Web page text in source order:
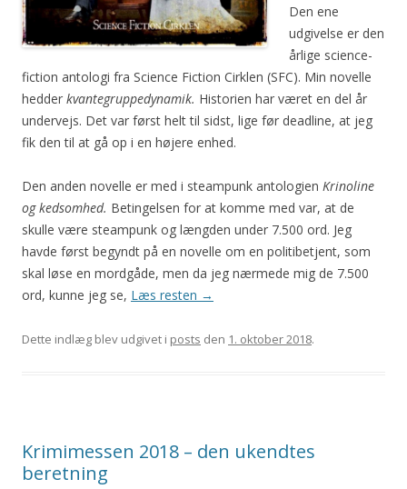
Den ene
udgivelse er den
årlige science-
fiction antologi fra Science Fiction Cirklen (SFC). Min novelle
hedder kvantegruppedynamik. Historien har været en del år
undervejs. Det var først helt til sidst, lige før deadline, at jeg
fik den til at gå op i en højere enhed.
Den anden novelle er med i steampunk antologien Krinoline
og kedsomhed. Betingelsen for at komme med var, at de
skulle være steampunk og længden under 7.500 ord. Jeg
havde først begyndt på en novelle om en politibetjent, som
skal løse en mordgåde, men da jeg nærmede mig de 7.500
ord, kunne jeg se, Læs resten →
Dette indlæg blev udgivet i posts den 1. oktober 2018.
Krimimessen 2018 – den ukendtes
beretning